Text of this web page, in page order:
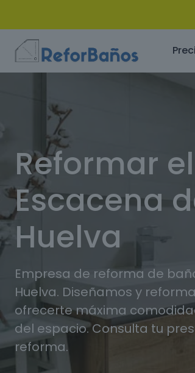
Reformar
Escacena
Huelva
Empresa de reforma de
Huelva. Diseñamos y
ofrecerte máxima
del espacio. Consulta tu
reforma.